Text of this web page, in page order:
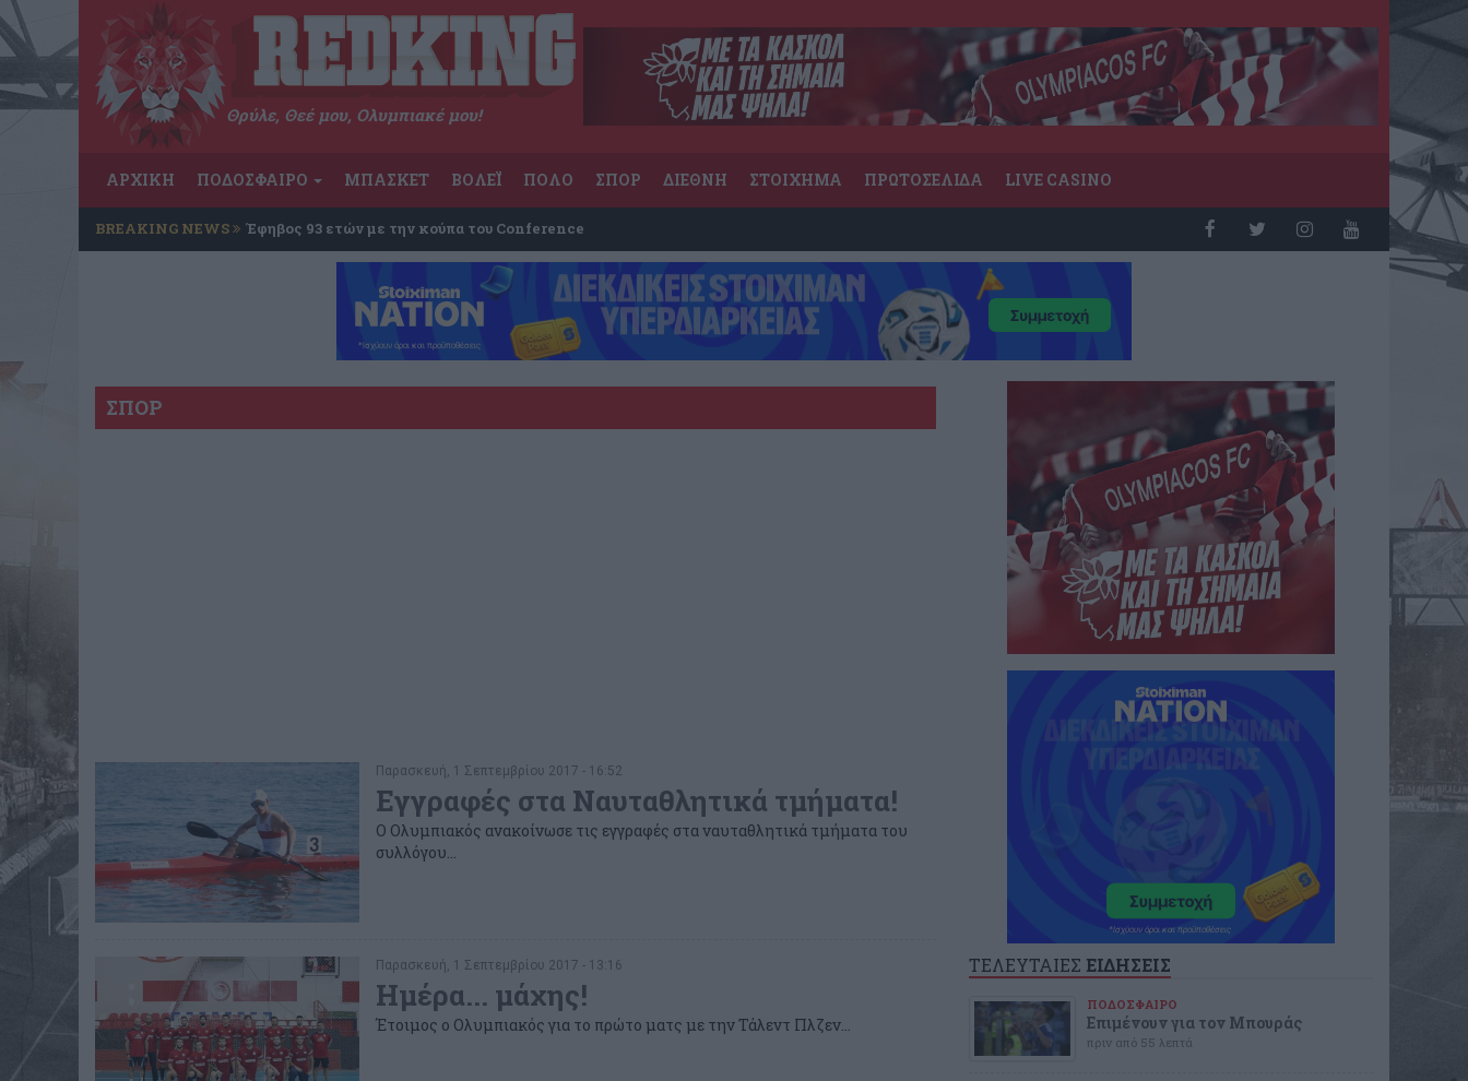
Θρύλε, Θεέ μου, Ολυμπιακέ μου!
ΑΡΧΙΚΗ ΠΟΔΟΣΦΑΙΡΟ ΜΠΑΣΚΕΤ ΒΟΛΕΪ ΠΟΛΟ ΣΠΟΡ ΔΙΕΘΝΗ ΣΤΟΙΧΗΜΑ ΠΡΩΤΟΣΕΛΙΔΑ LIVE CASINO
BREAKING NEWS Έφηβος 93 ετών με την κούπα του Conference
ΣΠΟΡ
Παρασκευή, 1 Σεπτεμβρίου 2017 - 16:52
Εγγραφές στα Ναυταθλητικά τμήματα!
Ο Ολυμπιακός ανακοίνωσε τις εγγραφές στα ναυταθλητικά τμήματα του
συλλόγου...
Παρασκευή, 1 Σεπτεμβρίου 2017 - 13:16
Ημέρα... μάχης!
Έτοιμος ο Ολυμπιακός για το πρώτο ματς με την Τάλεντ Πλζεν...
ΤΕΛΕΥΤΑΙΕΣ ΕΙΔΗΣΕΙΣ
ΠΟΔΟΣΦΑΙΡΟ
Επιμένουν για τον Μπουράς
πριν από 55 λεπτά